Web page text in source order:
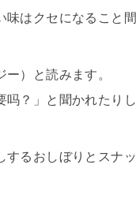
はクセになること間
）と読みます。
？」と聞かれたり
るおしぼりとスナ